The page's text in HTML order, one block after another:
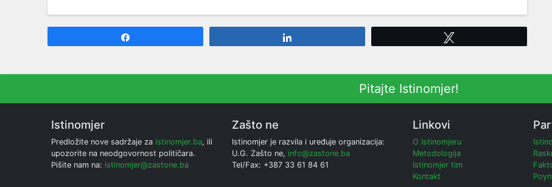
Pitajte Istinomjer!
Istinomjer
Predložite nove sadržaje za istinomjer.ba, ili
upozorite na neodgovornost političara.
Pišite nam na: istinomjer@zastone.ba
Zašto ne
Istinomjer je razvila i uređuje organizacija:
U.G. Zašto ne, info@zastone.ba
Tel/Fax: +387 33 61 84 61
Linkovi
O Istinomjeru
Metodologija
Istinomjer tim
Kontakt